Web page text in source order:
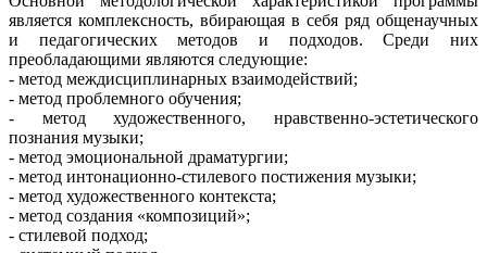
является комплексность, вбирающая в себя ряд общенаучных
и педагогических методов и подходов. Среди них
преобладающими являются следующие:
- метод междисциплинарных взаимодействий;
- метод проблемного обучения;
- метод художественного, нравственно-эстетического
познания музыки;
- метод эмоциональной драматургии;
- метод интонационно-стилевого постижения музыки;
- метод художественного контекста;
- метод создания «композиций»;
- стилевой подход;